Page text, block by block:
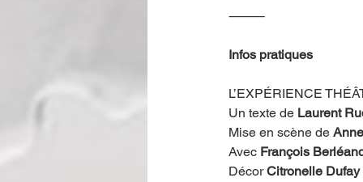
⸻
Infos pratiques
L’EXPÉRIENCE
Un texte de Laurent
Mise en scène de
Avec François
Décor Citronelle Dufay